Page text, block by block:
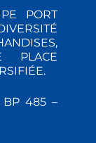
PORT
PLACE
BP 485 –